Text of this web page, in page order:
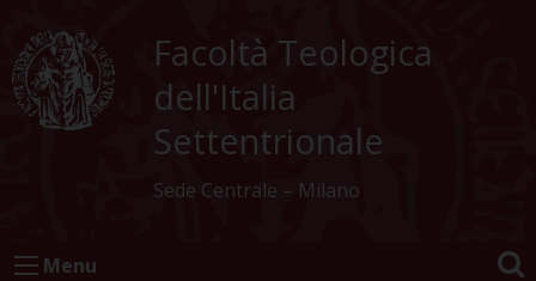
content
Facoltà Teologica
dell'Italia
Settentrionale
Sede Centrale – Milano
Menu